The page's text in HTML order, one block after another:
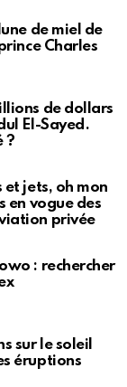
de miel de
Charles
de dollars
El-Sayed.
?
et jets, oh mon
en vogue des
privée
: rechercher
sur le soleil
éruptions